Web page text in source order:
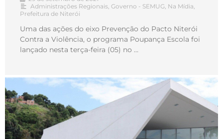
Administrações Regionais, Governo - SEMUG, Na Mídia,
Prefeitura de Niterói
Uma das ações do eixo Prevenção do Pacto Niterói
Contra a Violência, o programa Poupança Escola foi
lançado nesta terça-feira (05) no …